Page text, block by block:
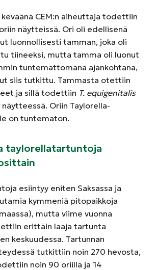
CEM:n aiheuttaja todettiin
näytteissä. Ori oli edellisenä
luonnollisesti tamman, joka oli
tiineeksi, mutta tamma oli luonut
tuntemattomana ajankohtana,
siis tutkittu. Tammasta otettiin
ja sillä todettiin T. equigenitalis
näytteessä. Oriin Taylorella­
on tuntematon.
taylorellatartuntoja
esiintyy eniten Saksassa ja
kymmeniä pitopaikkoja
mutta viime vuonna
erittäin laaja tartunta
keskuudessa. Tartunnan
tutkittiin noin 270 hevosta,
noin 90 oriilla ja 14